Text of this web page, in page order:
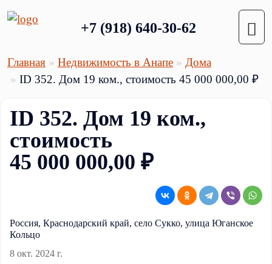
+7 (918) 640-30-62
Главная Недвижимость в Анапе
Дома
ID 352. Дом 19 ком., стоимость 45 000 000,00 ₽
ID 352. Дом 19 ком.,
стоимость
45 000 000,00 ₽
Россия, Краснодарский край, село Сукко, улица Юганское
Кольцо
8 окт. 2024 г.